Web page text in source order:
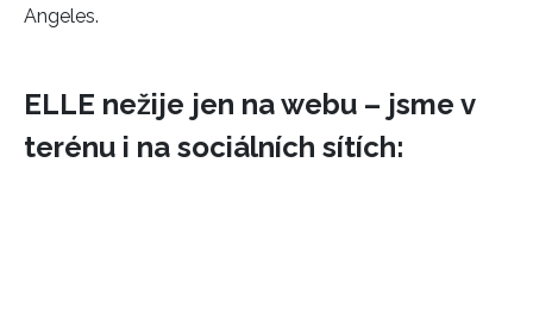
Angeles.
ELLE nežije jen na webu – jsme v
terénu i na sociálních sítích: